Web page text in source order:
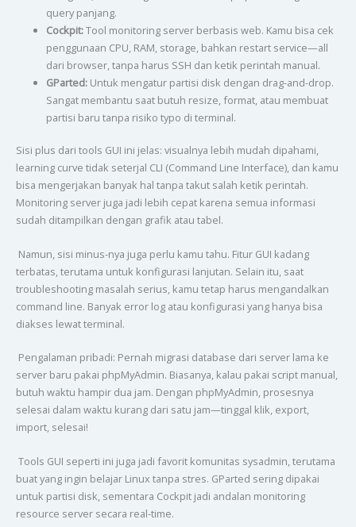
query panjang.
Cockpit:Tool monitoring server berbasis web. Kamu bisa cek
penggunaan CPU, RAM, storage, bahkan restart service—all
dari browser, tanpa harus SSH dan ketik perintah manual.
GParted:Untuk mengatur partisi disk dengan drag-and-drop.
Sangat membantu saat butuh resize, format, atau membuat
partisi baru tanpa risiko typo di terminal.
Sisi plus dari tools GUI ini jelas: visualnya lebih mudah dipahami,
learning curve tidak seterjal CLI (Command Line Interface), dan kamu
bisa mengerjakan banyak hal tanpa takut salah ketik perintah.
Monitoring server juga jadi lebih cepat karena semua informasi
sudah ditampilkan dengan grafik atau tabel.
Namun, sisi minus-nya juga perlu kamu tahu. Fitur GUI kadang
terbatas, terutama untuk konfigurasi lanjutan. Selain itu, saat
troubleshooting masalah serius, kamu tetap harus mengandalkan
command line. Banyak error log atau konfigurasi yang hanya bisa
diakses lewat terminal.
Pengalaman pribadi: Pernah migrasi database dari server lama ke
server baru pakai phpMyAdmin. Biasanya, kalau pakai script manual,
butuh waktu hampir dua jam. Dengan phpMyAdmin, prosesnya
selesai dalam waktu kurang dari satu jam—tinggal klik, export,
import, selesai!
Tools GUI seperti ini juga jadi favorit komunitas sysadmin, terutama
buat yang ingin belajar Linux tanpa stres. GParted sering dipakai
untuk partisi disk, sementara Cockpit jadi andalan monitoring
resource server secara real-time.